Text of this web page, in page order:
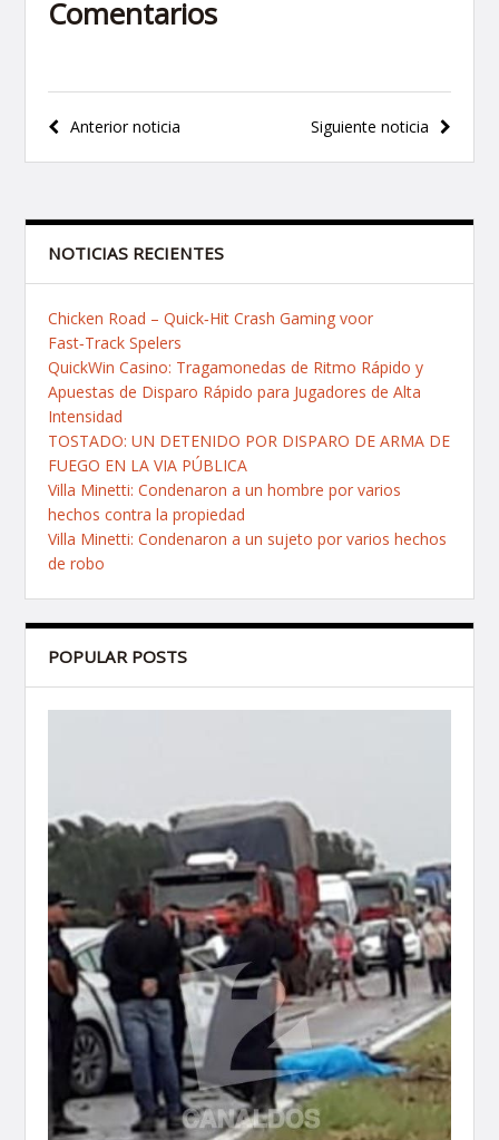
Comentarios
Navegación
de
Siguiente noticia
Anterior noticia
NOTICIAS RECIENTES
Chicken Road – Quick‑Hit Crash Gaming voor
Fast‑Track Spelers
QuickWin Casino: Tragamonedas de Ritmo Rápido y
Apuestas de Disparo Rápido para Jugadores de Alta
Intensidad
TOSTADO: UN DETENIDO POR DISPARO DE ARMA DE
FUEGO EN LA VIA PÚBLICA
Villa Minetti: Condenaron a un hombre por varios
hechos contra la propiedad
Villa Minetti: Condenaron a un sujeto por varios hechos
de robo
POPULAR POSTS